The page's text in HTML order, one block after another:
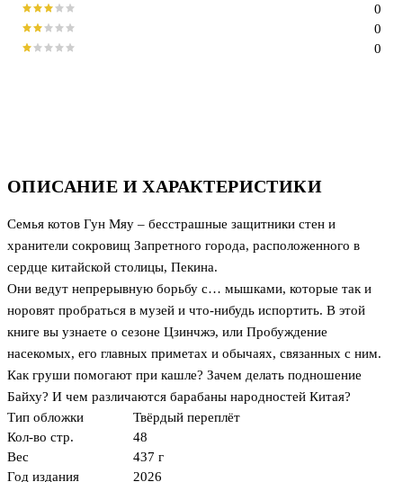
ОПИСАНИЕ И ХАРАКТЕРИСТИКИ
Семья котов Гун Мяу – бесстрашные защитники стен и
хранители сокровищ Запретного города, расположенного в
сердце китайской столицы, Пекина.
Они ведут непрерывную борьбу с… мышками, которые так и
норовят пробраться в музей и что-нибудь испортить. В этой
книге вы узнаете о сезоне Цзинчжэ, или Пробуждение
насекомых, его главных приметах и обычаях, связанных с ним.
Как груши помогают при кашле? Зачем делать подношение
Байху? И чем различаются барабаны народностей Китая?
Тип обложки
Твёрдый переплёт
Кол-во стр.
48
Вес
437 г
Год издания
2026
0
0
0